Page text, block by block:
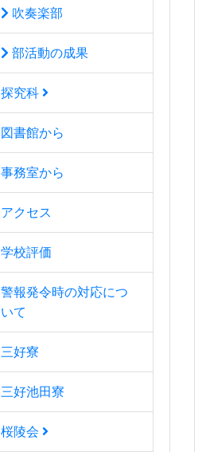
吹奏楽部
部活動の成果
探究科
図書館から
事務室から
アクセス
学校評価
警報発令時の対応につ
いて
三好寮
三好池田寮
桜陵会